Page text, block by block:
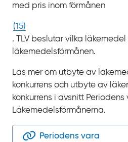
med pris inom förmånen
(15)
. TLV beslutar vilka
läkemedelsförmånen.
Läs mer om utbyte av
konkurrens och utbyte av
konkurrens i avsnitt Periodens
Läkemedelsförmånerna.
Periodens vara